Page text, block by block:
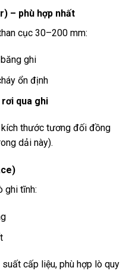
– phù hợp nhất
cục 30–200 mm:
ghi
ổn định
qua ghi
thước tương đối đồng
dải này).
ghi tĩnh:
cấp liệu, phù hợp lò quy